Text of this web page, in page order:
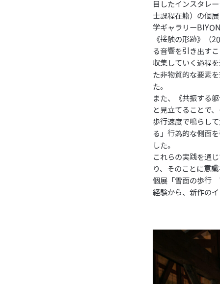
目したインスタレ
士課程在籍）の個
学ギャラリー
《接触の形跡》（
る音響を引き出す
収集していく過程
た非物質的な要素
た。
また、
《共振する
と見立てることで
歩行速度で鳴らし
る」行為的な側面
した。
これらの実践を通
り、そのことに意
個展「雪面の歩行
経験から、新作の